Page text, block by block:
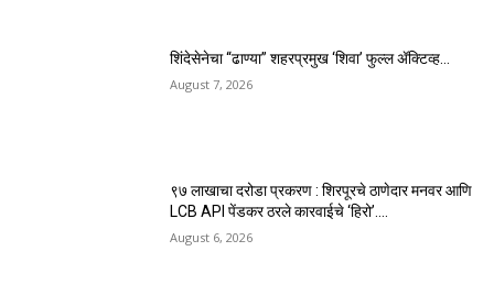
शिंदेसेनेचा “ढाण्या” शहरप्रमुख ‘शिवा’ फुल्ल ॲक्टिव्ह…
August 7, 2026
९७ लाखाचा दरोडा प्रकरण : शिरपूरचे ठाणेदार मनवर आणि
LCB API पेंडकर ठरले कारवाईचे ‘हिरो’….
August 6, 2026